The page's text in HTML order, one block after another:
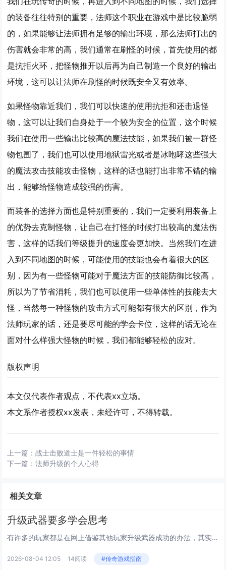
的装备往往特别的重要，法师这个职业在游戏中是比较脆弱
的，如果能够让法师拥有足够的输出环境，那么法师打出的
伤害就会非常的高，我们通常在刷怪的时候，首先使用的都
是抗拒火环，把怪物推开以后再为自己制造一个良好的输出
环境，这可以让法师在刷怪的时候既安全又有效率。
如果怪物靠近我们，我们可以快速的使用抗拒和还击退怪
物，这可以让我们自身处于一个较为安全的位置，这个时候
我们在使用一些输出比较高的魔法技能，如果我们被一群怪
物包围了，我们也可以使用地狱雷光或者是冰咆哮这些强大
的魔法攻击技能攻击怪物，这样的话也能打出非常不错的输
出，能够给怪物造成较强的伤害。
而装备的选择方面也是特别重要的，我们一定要利用装备上
的优势去克制怪物，让自己在打怪的时候打出较高的魔法伤
害，这样的话我们等级提升的速度会更加快。当然我们在进
入到不同地图的时候，可能使用的技能也会有着很大的区
别，因为有一些怪物可能对于魔法方面的技能防御比较高，
所以为了节省消耗，我们也可以使用一些单体性的技能去大
怪，当然每一种怪物的攻击方式可能都有很大的区别，作为
法师玩家的话，还是要尽可能的学会卡位，这样的话无论在
面对什么样强大怪物的时候，我们都能够轻松的应对。
版权声明
本文仅代表作者观点，不代表xx立场。
本文系作者授权xx发表，未经许可，不得转载。
上一篇：战士击败道士是一件轻松的事情
下一篇：法师升级的个人心得
相关文章
升级武器要多学会思考
有许多的玩家都是在网上借鉴其他玩家升级武器成功的办法，其实在很多的时候，还是要靠自己去摸索一套好的经验方法来升级武器，...
2026-08-04 12:05 14阅读 #传奇游戏指南